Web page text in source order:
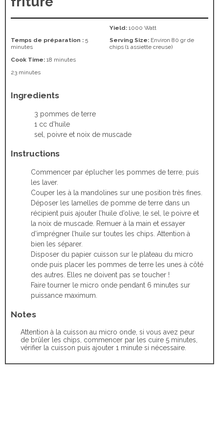
Temps de préparation : 5
minutes
Cook Time: 18 minutes
23 minutes
Yield: 1000 Watt
Serving Size: Environ 80 gr de
chips (1 assiette creuse)
Ingredients
3 pommes de terre
1 cc d’huile
sel, poivre et noix de muscade
Instructions
Commencer par éplucher les pommes de terre, puis
les laver.
Couper les à la mandolines sur une position très fines.
Déposer les lamelles de pomme de terre dans un
récipient puis ajouter l’huile d’olive, le sel, le poivre et
la noix de muscade. Remuer à la main et essayer
d’imprégner l’huile sur toutes les chips. Attention à
bien les séparer.
Disposer du papier cuisson sur le plateau du micro
onde puis placer les pommes de terre les unes à côté
des autres. Elles ne doivent pas se toucher !
Faire tourner le micro onde pendant 6 minutes sur
puissance maximum.
Notes
Attention à la cuisson au micro onde, si vous avez peur
de brûler les chips, commencer par les cuire 5 minutes,
vérifier la cuisson puis ajouter 1 minute si nécessaire.